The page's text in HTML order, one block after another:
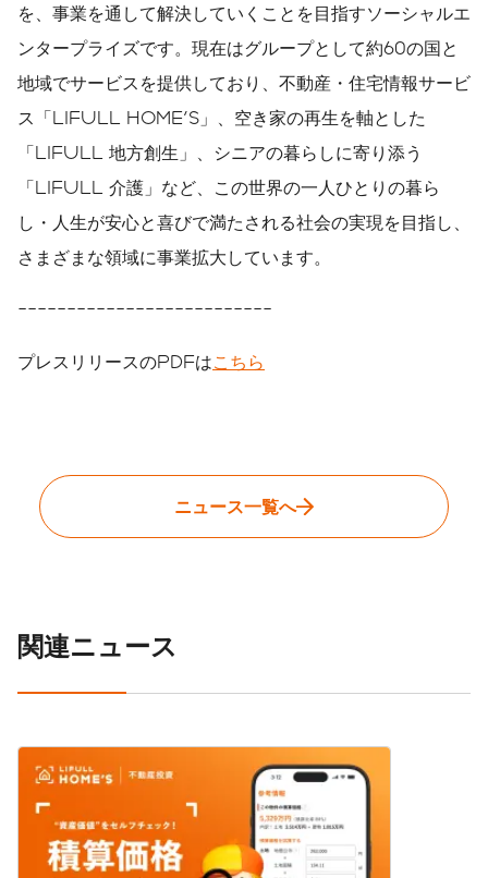
を、事業を通して解決していくことを目指すソーシャルエ
ンタープライズです。現在はグループとして約60の国と
地域でサービスを提供しており、不動産・住宅情報サービ
ス「LIFULL HOME'S」、空き家の再生を軸とした
「LIFULL 地方創生」、シニアの暮らしに寄り添う
「LIFULL 介護」など、この世界の一人ひとりの暮ら
し・人生が安心と喜びで満たされる社会の実現を目指し、
さまざまな領域に事業拡大しています。
--------------------------
プレスリリースのPDFはこちら
ニュース一覧へ
関連ニュース